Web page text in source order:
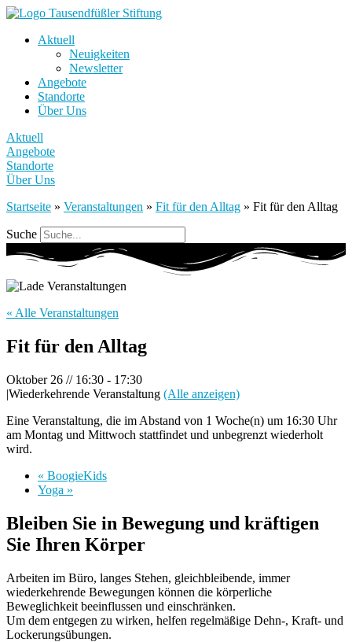
Aktuell
Neuigkeiten
Newsletter
Angebote
Standorte
Über Uns
Aktuell
Angebote
Standorte
Über Uns
Startseite » Veranstaltungen » Fit für den Alltag » Fit für den Alltag
Suche
« Alle Veranstaltungen
Fit für den Alltag
Oktober 26 // 16:30 - 17:30
|Wiederkehrende Veranstaltung (Alle anzeigen)
Eine Veranstaltung, die im Abstand von 1 Woche(n) um 16:30 Uhr
am Montag und Mittwoch stattfindet und unbegrenzt wiederholt
wird.
« BoogieKids
Yoga »
Bleiben Sie in Bewegung und kräftigen
Sie Ihren Körper
Arbeiten im Büro, langes Stehen, gleichbleibende, immer
wiederkehrende Bewegungen können die körperliche
Beweglichkeit beeinflussen und einschränken.
Um dem entgegen zu wirken, helfen regelmäßige Dehn-, Kraft- und
Lockerungsübungen.